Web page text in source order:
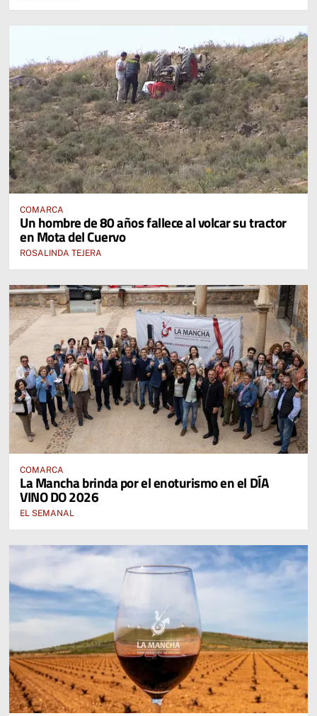
COMARCA
Un hombre de 80 años fallece al volcar su tractor
en Mota del Cuervo
ROSALINDA TEJERA
COMARCA
La Mancha brinda por el enoturismo en el DÍA
VINO DO 2026
EL SEMANAL